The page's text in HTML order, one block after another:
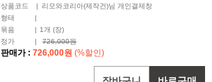
상품코드
리모와코리아(제작건)님 개인결제창
형태
묶음
1개 (장)
정가
726,000원
판매가 : 726,000원 (%할인)